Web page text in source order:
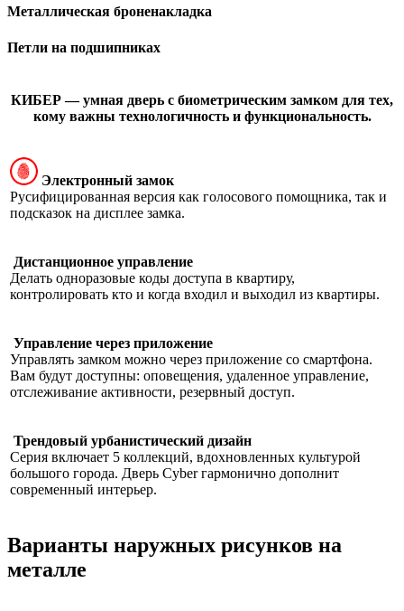
Металлическая броненакладка
Петли на подшипниках
КИБЕР — умная дверь с биометрическим замком для тех,
кому важны технологичность и функциональность.
Электронный замок
Русифицированная версия как голосового помощника, так и
подсказок на дисплее замка.
Дистанционное управление
Делать одноразовые коды доступа в квартиру,
контролировать кто и когда входил и выходил из квартиры.
Управление через приложение
Управлять замком можно через приложение со смартфона.
Вам будут доступны: оповещения, удаленное управление,
отслеживание активности, резервный доступ.
Трендовый урбанистический дизайн
Серия включает 5 коллекций, вдохновленных культурой
большого города. Дверь Cyber гармонично дополнит
современный интерьер.
Варианты наружных рисунков на
металле